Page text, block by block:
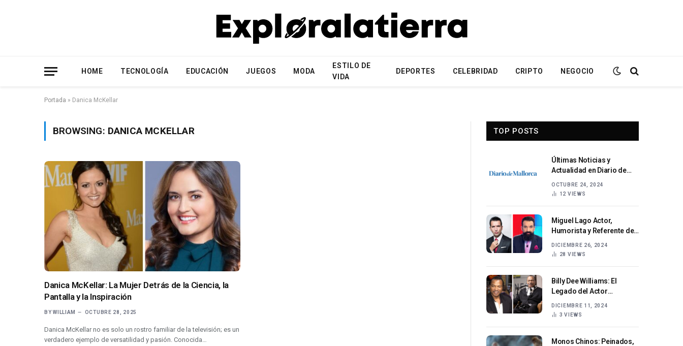
HOME TECNOLOGÍA EDUCACIÓN JUEGOS MODA
ESTILO DE
VIDA
DEPORTES CELEBRIDAD CRIPTO NEGOCIO
Portada » Danica McKellar
BROWSING: DANICA MCKELLAR
Danica McKellar: La Mujer Detrás de la Ciencia, la
Pantalla y la Inspiración
BY WILLIAM OCTUBRE 28, 2025
Danica McKellar no es solo un rostro familiar de la televisión; es un
verdadero ejemplo de versatilidad y pasión. Conocida…
TOP POSTS
Últimas Noticias y
Actualidad en Diario de
OCTUBRE 24, 2024
12 VIEWS
Miguel Lago Actor,
Humorista y Referente del
DICIEMBRE 26, 2024
28 VIEWS
Billy Dee Williams: El
Legado del Actor
del Cine
DICIEMBRE 11, 2024
3VIEWS
Monos Chinos: Peinados,